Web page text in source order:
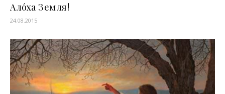
Ало́ха Земля!
24.08.2015